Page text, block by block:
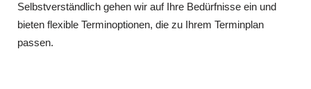
Selbstverständlich gehen wir auf Ihre Bedürfnisse ein und
bieten flexible Terminoptionen, die zu Ihrem Terminplan
passen.